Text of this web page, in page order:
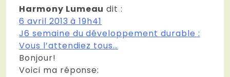
Harmony Lumeau dit :
6 avril 2013 à 19h41
J6 semaine du développement durable :
Vous l’attendiez tous…
Bonjour!
Voici ma réponse: